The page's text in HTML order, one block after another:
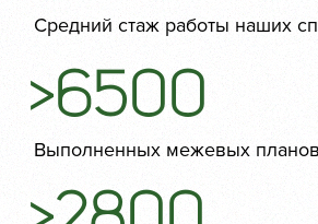
Средний стаж работы наших
>6500
Выполненных межевых планов